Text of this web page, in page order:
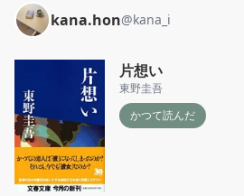
kana.hon@kana_i
片想い
東野圭吾
かつて読んだ